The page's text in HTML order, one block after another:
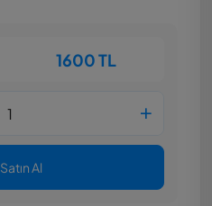
1600 TL
Satın Al